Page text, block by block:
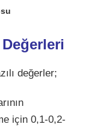
değerler;
için 0,1-0,2-